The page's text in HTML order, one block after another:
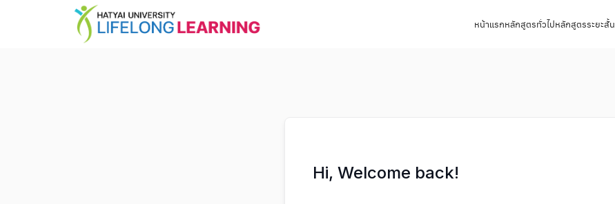
หน้าแรกหลักสูตรทั่วไปหลักสูตรระยะสั้น
Hi, Welcome back!